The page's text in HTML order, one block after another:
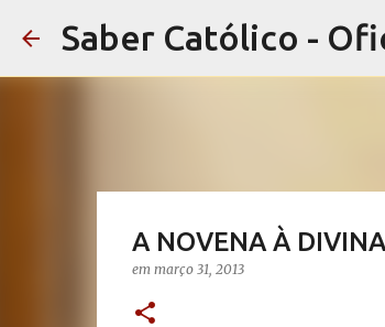
Saber Católico -
A NOVENA À
em março 31, 2013